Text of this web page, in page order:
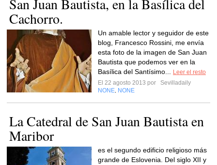
San Juan Bautista, en la Basílica del
Cachorro.
Un amable lector y seguidor de este
blog, Francesco Rossini, me envía
esta foto de la imagen de San Juan
Bautista que podemos ver en la
Basílica del Santísimo...
Leer el resto
El 22 agosto 2013 por
Sevilladaily
NONE NONE
La Catedral de San Juan Bautista en
Maribor
es el segundo edificio religioso más
grande de Eslovenia. Del siglo XII y